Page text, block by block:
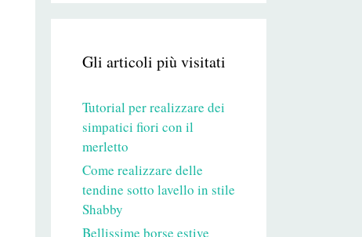
Gli articoli più visitati
Tutorial per realizzare dei
simpatici fiori con il
merletto
Come realizzare delle
tendine sotto lavello in stile
Shabby
Bellissime borse estive